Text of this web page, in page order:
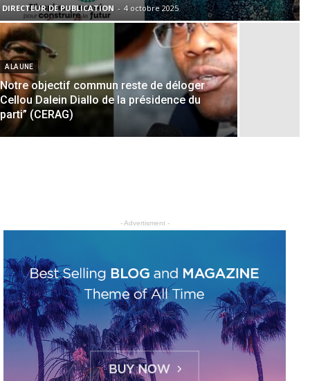
DIRECTEUR DE PUBLICATION - 4 octobre 2025
A LA UNE
Notre objectif commun reste de déloger
Cellou Dalein Diallo de la présidence du
parti” (CERAG)
- Advertisment -